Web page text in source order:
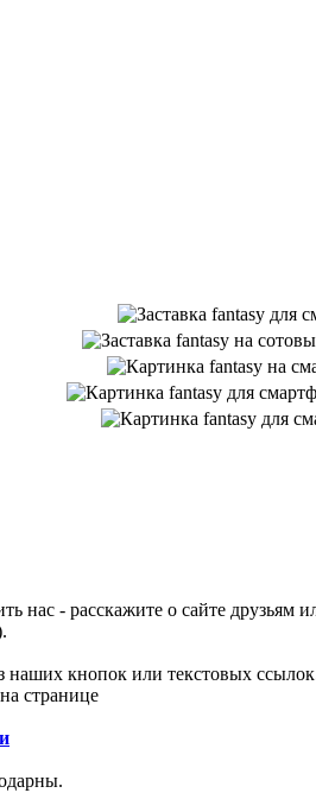
нас - расскажите о сайте друзьям
наших кнопок или текстовых
странице